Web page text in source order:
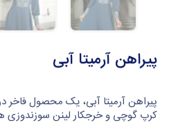
پیراهن آرمیتا آبی
پیراهن آرمیتا آبی، یک محصول فاخر
کرپ گوچی و خرجکار لینن